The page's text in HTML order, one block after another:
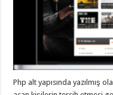
Php alt yapısında yazılmış